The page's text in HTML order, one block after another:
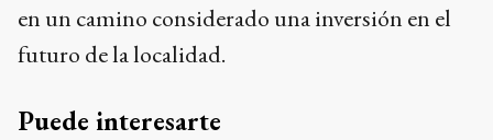
en un camino considerado una inversión en el
futuro de la localidad.
Puede interesarte